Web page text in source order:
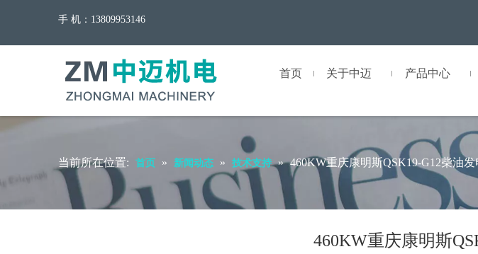
手 机：13809953146
首页 关于中迈 产品中心
当前所在位置: 首页 » 新闻动态 » 技术支持 » 460KW重庆康明斯QSK19-G12柴油发
460KW重庆康明斯